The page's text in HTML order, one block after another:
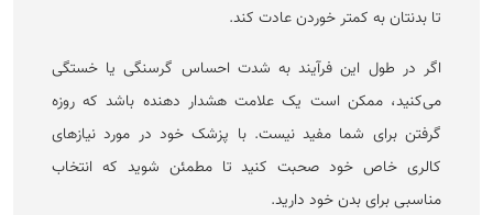
تا بدنتان به کمتر خوردن عادت کند.
اگر در طول این فرآیند به شدت احساس گرسنگی یا خستگی
می‌کنید، ممکن است یک علامت هشدار دهنده باشد که روزه
گرفتن برای شما مفید نیست. با پزشک خود در مورد نیاز‌های
کالری خاص خود صحبت کنید تا مطمئن شوید که انتخاب
مناسبی برای بدن خود دارید.